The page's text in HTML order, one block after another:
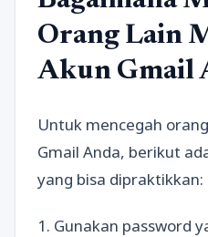
Orang Lain
Akun Gmail
Untuk mencegah
Gmail Anda, berikut
yang bisa dipraktikkan:
1. Gunakan password